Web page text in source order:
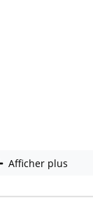
Afficher plus